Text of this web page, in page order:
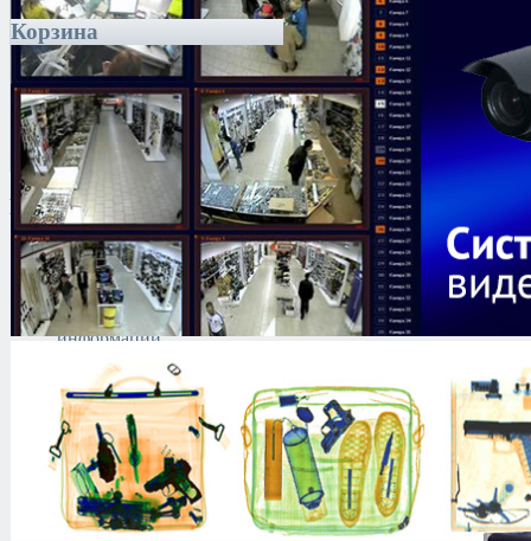
Корзина
Каталог
Антитеррористическое
оборудование
Поиск и выявление
каналов утечки
информации
Технические средства
защиты информации
Тепловизоры
Криминалистическая
техника
Поисково-досмотровое
оборудование
Средства
документирования и